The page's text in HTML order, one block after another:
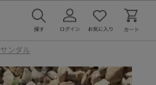
サンダル